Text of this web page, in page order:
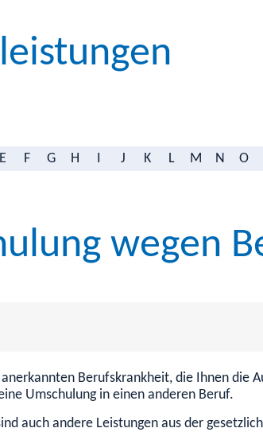
E F G H J K L M N O
wegen
Berufskrankheit, die Ihnen die
Umschulung in einen anderen Beruf.
auch andere Leistungen aus der